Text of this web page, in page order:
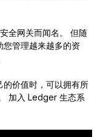
全网关而闻名。 但随
管理越来越多的资
的价值时，可以拥有所
加入 Ledger 生态系